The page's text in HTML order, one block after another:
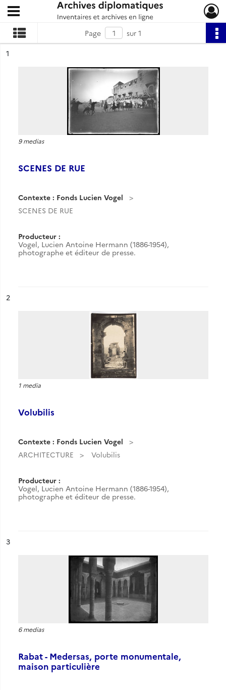
Archives diplomatiques
Ouvrir le menu déroulant
Page
sur 1
n°
1
9 medias
SCENES DE RUE
Contexte : Fonds Lucien Vogel
SCENES DE RUE
Producteur :
Vogel, Lucien Antoine Hermann (1886-1954),
photographe et éditeur de presse.
n°
2
1 media
Volubilis
Contexte : Fonds Lucien Vogel
ARCHITECTURE
Volubilis
Producteur :
Vogel, Lucien Antoine Hermann (1886-1954),
photographe et éditeur de presse.
n°
3
6 medias
Rabat - Medersas, porte monumentale,
maison particulière